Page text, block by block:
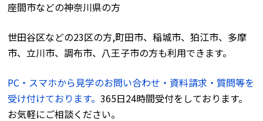
座間市などの神奈川県の方
世田谷区などの23区の方,町田市、稲城市、狛江市、多摩
市、立川市、調布市、八王子市の方も利用できます。
PC・スマホから見学のお問い合わせ・資料請求・質問等を
受け付けております。365日24時間受付をしております。
お気軽にご相談ください。